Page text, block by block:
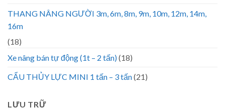
THANG NÂNG NGƯỜI 3m, 6m, 8m, 9m, 10m, 12m, 14m,
16m
(18)
Xe nâng bán tự động (1t – 2 tấn)(18)
CẨU THỦY LỰC MINI 1 tấn – 3 tấn(21)
LƯU TRỮ